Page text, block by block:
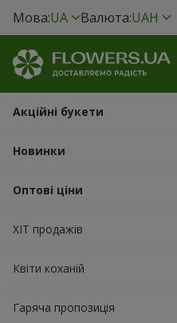
Мова:UA Валюта:UAH
Акційні букети
Новинки
Оптові ціни
ХІТ продажів
Квіти коханій
Гаряча пропозиція